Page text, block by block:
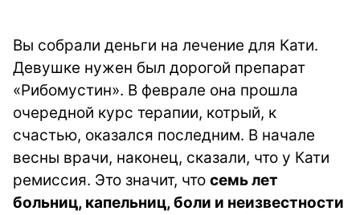
Вы собрали деньги на лечение для Кати.
Девушке нужен был дорогой препарат
«Рибомустин». В феврале она прошла
очередной курс терапии, котрый, к
счастью, оказался последним. В начале
весны врачи, наконец, сказали, что у Кати
ремиссия. Это значит, что семь лет
больниц, капельниц, боли и неизвестности